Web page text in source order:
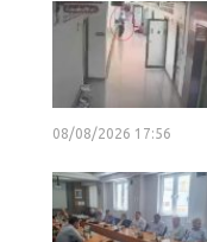
08/08/2026 17:56